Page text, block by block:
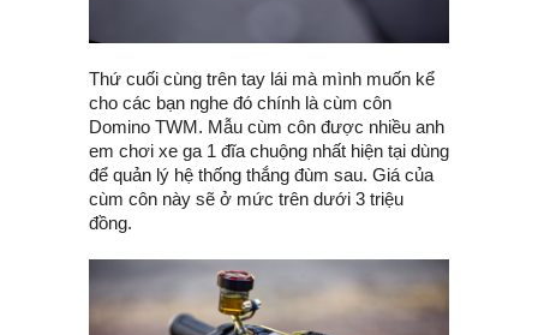
Thứ cuối cùng trên tay lái mà mình muốn kể
cho các bạn nghe đó chính là cùm côn
Domino TWM. Mẫu cùm côn được nhiều anh
em chơi xe ga 1 đĩa chuộng nhất hiện tại dùng
để quản lý hệ thống thắng đùm sau. Giá của
cùm côn này sẽ ở mức trên dưới 3 triệu
đồng.